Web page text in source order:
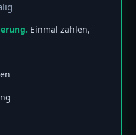
Einmal zahlen,